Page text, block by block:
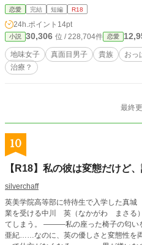
恋愛 完結 短編 R18
24h.ポイント 14pt
小説 30,306 位 / 228,704件 恋愛
地味女子 真面目男子 貴族 おっ
治療？
最終
10
【R18】私の彼は変態だけど
silverchaff
英美学院高等部に特待生で入学した真
業を受ける中川 英（なかがわ まさる
てしまう。 ———私の座った椅子の匂いを嗅いでシコってる？！ 本来男嫌いな
亜紀……なのに、英の優しさと変態性を